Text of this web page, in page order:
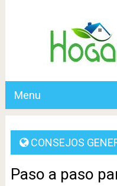
Menu
CONSEJOS
Paso a paso